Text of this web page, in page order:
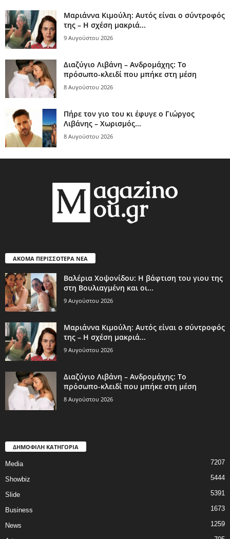
Μαριάννα Κιμούλη: Αυτός είναι ο σύντροφός
της – Η σχέση μακριά...
9 Αυγούστου 2026
Διαζύγιο Λιβάνη – Ανδρομάχης: Το
πρόσωπο-κλειδί που μπήκε στη μέση
8 Αυγούστου 2026
Πήρε τον γιο του κι έφυγε ο Γιώργος
Λιβάνης – Χωρισμός...
8 Αυγούστου 2026
ΑΚΟΜΑ ΠΕΡΙΣΣΟΤΕΡΑ ΝΕΑ
Βαλέρια Χοψονίδου: Η βάφτιση του γιου της
στη Βουλιαγμένη και οι...
9 Αυγούστου 2026
Μαριάννα Κιμούλη: Αυτός είναι ο σύντροφός
της – Η σχέση μακριά...
9 Αυγούστου 2026
Διαζύγιο Λιβάνη – Ανδρομάχης: Το
πρόσωπο-κλειδί που μπήκε στη μέση
8 Αυγούστου 2026
ΔΗΜΟΦΙΛΗ ΚΑΤΗΓΟΡΙΑ
Media 7207
Showbiz 5444
Slide 5391
Business 1673
News 1259